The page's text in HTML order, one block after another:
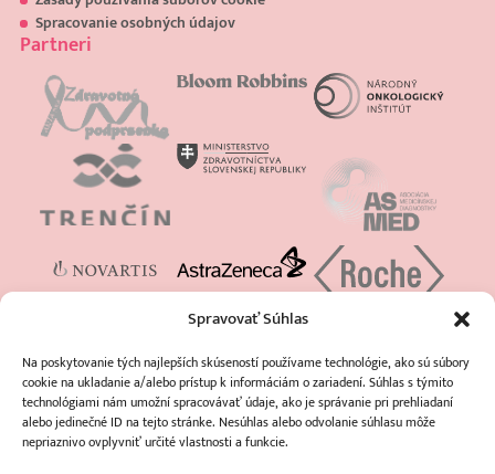
Spravovať Súhlas
Na poskytovanie tých najlepších skúseností používame technológie, ako sú súbory
cookie na ukladanie a/alebo prístup k informáciám o zariadení. Súhlas s týmito
technológiami nám umožní spracovávať údaje, ako je správanie pri prehliadaní
alebo jedinečné ID na tejto stránke. Nesúhlas alebo odvolanie súhlasu môže
nepriaznivo ovplyvniť určité vlastnosti a funkcie.
Spracovanie osobných údajov
Partneri